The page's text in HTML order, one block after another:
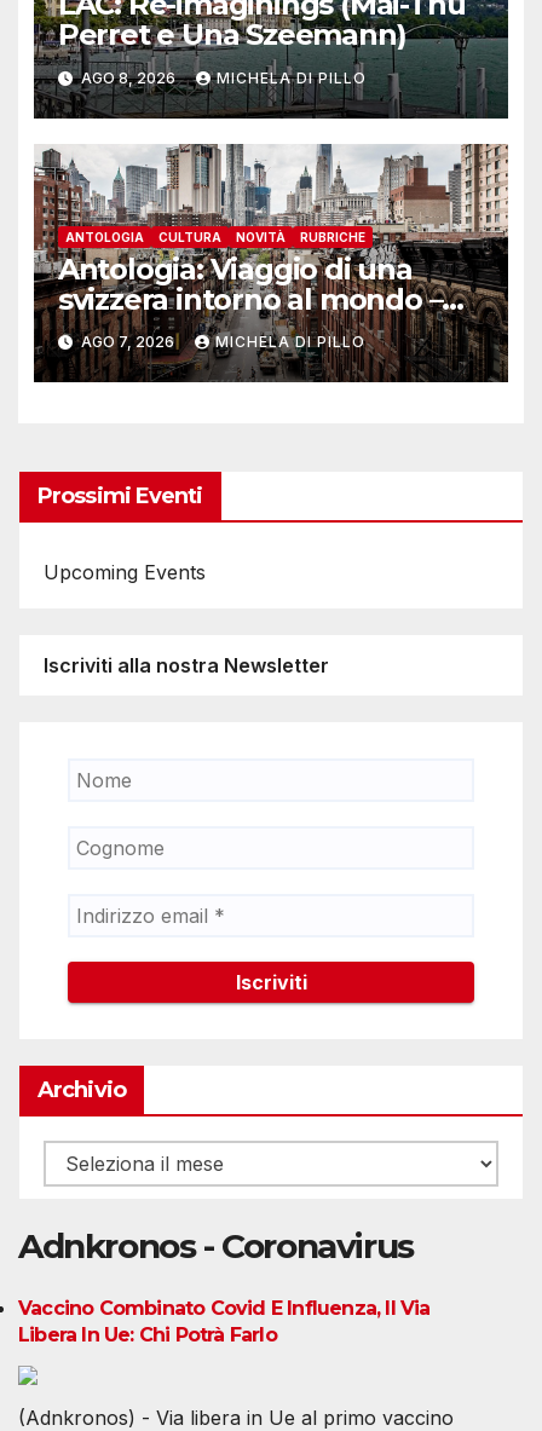
Perret e Una Szeemann)
AGO 8, 2026 MICHELA DI PILLO
ANTOLOGIA CULTURA NOVITÀ RUBRICHE
Antologia: Viaggio di una
svizzera intorno al mondo –
Yosemite
AGO 7, 2026 MICHELA DI PILLO
Prossimi Eventi
Upcoming Events
Iscriviti alla nostra Newsletter
Archivio
Archivio
Adnkronos - Coronavirus
Vaccino Combinato Covid E Influenza, Il Via
Libera In Ue: Chi Potrà Farlo
(Adnkronos) - Via libera in Ue al primo vaccino